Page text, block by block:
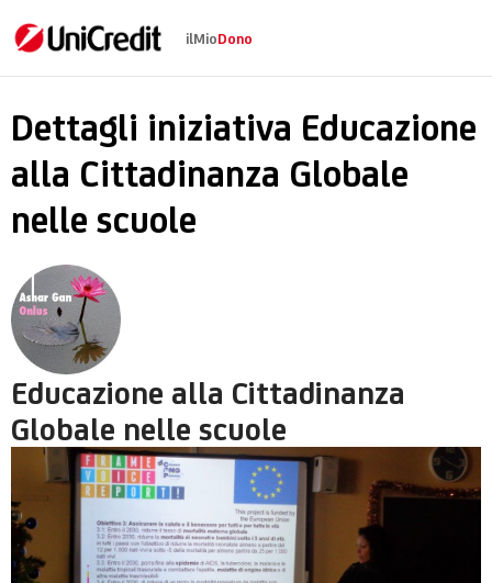
Educazione alla
ilMioDono
Dettagli iniziativa Educazione
alla Cittadinanza Globale
nelle scuole
Educazione alla Cittadinanza
Globale nelle scuole